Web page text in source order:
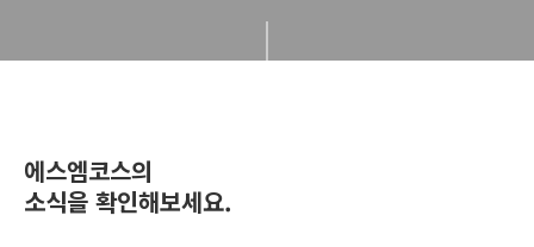
에스엠코스의
소식을 확인해보세요.